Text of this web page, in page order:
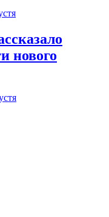
нового